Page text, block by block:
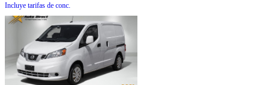
Incluye tarifas de conc.